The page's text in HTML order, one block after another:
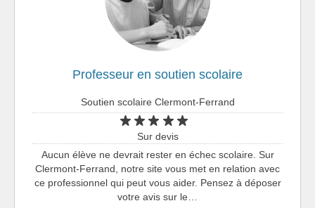
Professeur en soutien scolaire
Soutien scolaire Clermont-Ferrand
Sur devis
Aucun élève ne devrait rester en échec scolaire. Sur
Clermont-Ferrand, notre site vous met en relation avec
ce professionnel qui peut vous aider. Pensez à déposer
votre avis sur le…